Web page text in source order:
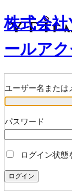
株式会
ールア
ユーザー名または
パスワード
ログイン状態